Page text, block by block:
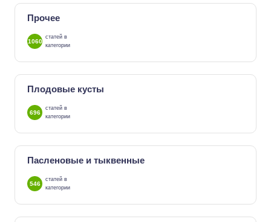
Прочее
1060
статей в
категории
Плодовые кусты
696
статей в
категории
Пасленовые и тыквенные
546
статей в
категории